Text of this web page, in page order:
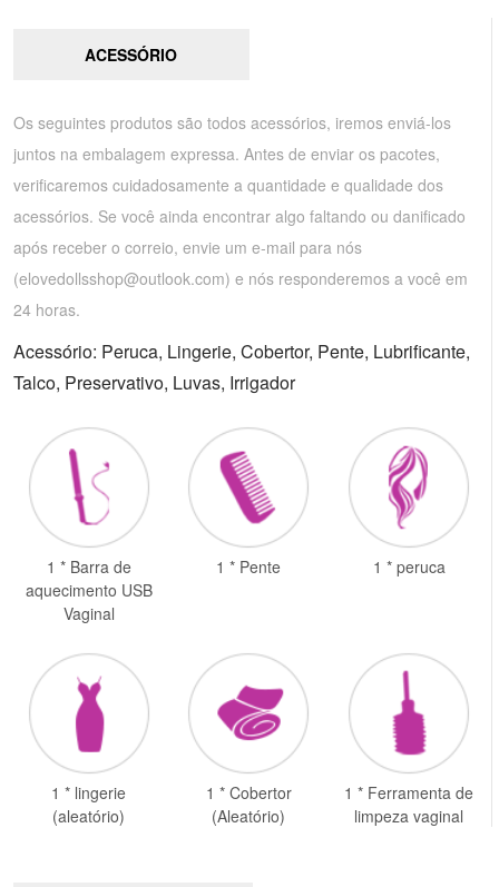
ACESSÓRIO
Os seguintes produtos são todos acessórios, iremos enviá-los
juntos na embalagem expressa. Antes de enviar os pacotes,
verificaremos cuidadosamente a quantidade e qualidade dos
acessórios. Se você ainda encontrar algo faltando ou danificado
após receber o correio, envie um e-mail para nós
(elovedollsshop@outlook.com) e nós responderemos a você em
24 horas.
Acessório: Peruca, Lingerie, Cobertor, Pente, Lubrificante,
Talco, Preservativo, Luvas, Irrigador
1 * Barra de
aquecimento USB
Vaginal
1 * Pente 1 * peruca
1 * lingerie
(aleatório)
1 * Cobertor
(Aleatório)
1 * Ferramenta de
limpeza vaginal